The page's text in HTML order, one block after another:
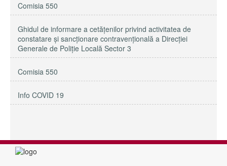
Comisia 550
Ghidul de informare a cetățenilor privind activitatea de
constatare și sancționare contravențională a Direcției
Generale de Poliție Locală Sector 3
Comisia 550
Info COVID 19